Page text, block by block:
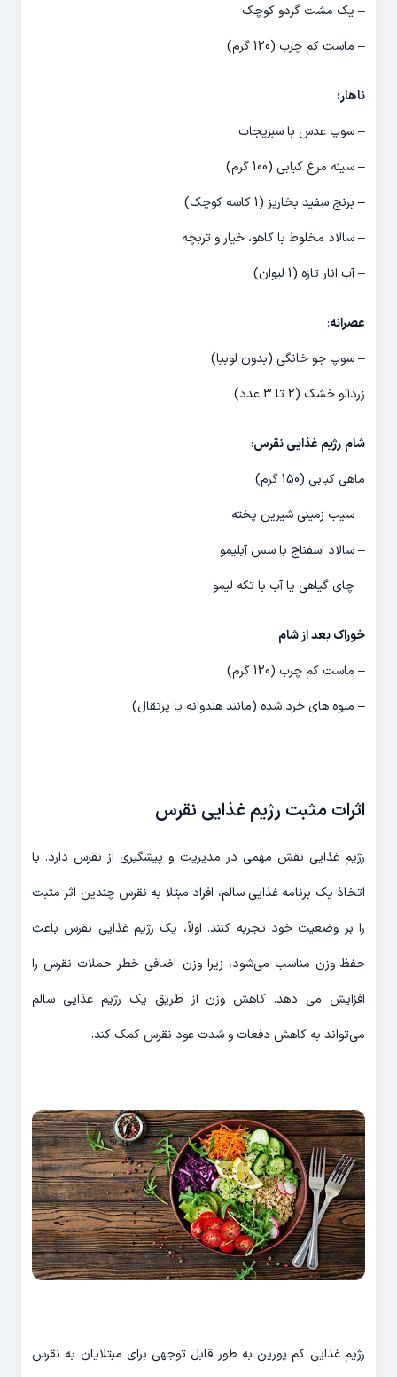
– یک مشت گردو کوچک
– ماست کم چرب (120 گرم)
ناهار:
– سوپ عدس با سبزیجات
– سینه مرغ کبابی (100 گرم)
– برنج سفید بخارپز (1 کاسه کوچک)
– سالاد مخلوط با کاهو، خیار و تربچه
– آب انار تازه (1 لیوان)
عصرانه:
– سوپ جو خانگی (بدون لوبیا)
زردآلو خشک (2 تا 3 عدد)
شام رژیم غذایی نقرس:
ماهی کبابی (150 گرم)
– سیب زمینی شیرین پخته
– سالاد اسفناج با سس آبلیمو
– چای گیاهی یا آب با تکه لیمو
خوراک بعد از شام
– ماست کم چرب (120 گرم)
– میوه های خرد شده (مانند هندوانه یا پرتقال)
اثرات مثبت رژیم غذایی نقرس
رژیم غذایی نقش مهمی در مدیریت و پیشگیری از نقرس دارد. با
اتخاذ یک برنامه غذایی سالم، افراد مبتلا به نقرس چندین اثر مثبت
را بر وضعیت خود تجربه کنند. اولاً، یک رژیم غذایی نقرس باعث
حفظ وزن مناسب می‌شود، زیرا وزن اضافی خطر حملات نقرس را
افزایش می دهد. کاهش وزن از طریق یک رژیم غذایی سالم
می‌تواند به کاهش دفعات و شدت عود نقرس کمک کند.
رژیم غذایی کم پورین به طور قابل توجهی برای مبتلایان به نقرس